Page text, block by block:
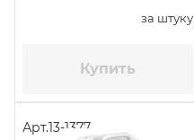
за штуку
Купить
Арт.13-1377